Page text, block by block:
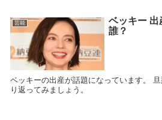
芸能
ベッキー 出
誰？
ベッキーの出産が話題になっています。
り返ってみましょう。